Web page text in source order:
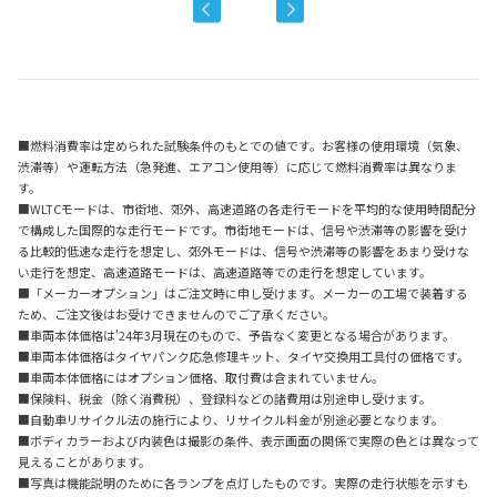
■燃料消費率は定められた試験条件のもとでの値です。お客様の使用環境（気象、
渋滞等）や運転方法（急発進、エアコン使用等）に応じて燃料消費率は異なりま
す。
■WLTCモードは、市街地、郊外、高速道路の各走行モードを平均的な使用時間配分
で構成した国際的な走行モードです。市街地モードは、信号や渋滞等の影響を受け
る比較的低速な走行を想定し、郊外モードは、信号や渋滞等の影響をあまり受けな
い走行を想定、高速道路モードは、高速道路等での走行を想定しています。
■「メーカーオプション」はご注文時に申し受けます。メーカーの工場で装着する
ため、ご注文後はお受けできませんのでご了承ください。
■車両本体価格は'24年3月現在のもので、予告なく変更となる場合があります。
■車両本体価格はタイヤパンク応急修理キット、タイヤ交換用工具付の価格です。
■車両本体価格にはオプション価格、取付費は含まれていません。
■保険料、税金（除く消費税）、登録料などの諸費用は別途申し受けます。
■自動車リサイクル法の施行により、リサイクル料金が別途必要となります。
■ボディカラーおよび内装色は撮影の条件、表示画面の関係で実際の色とは異なって
見えることがあります。
■写真は機能説明のために各ランプを点灯したものです。実際の走行状態を示すも